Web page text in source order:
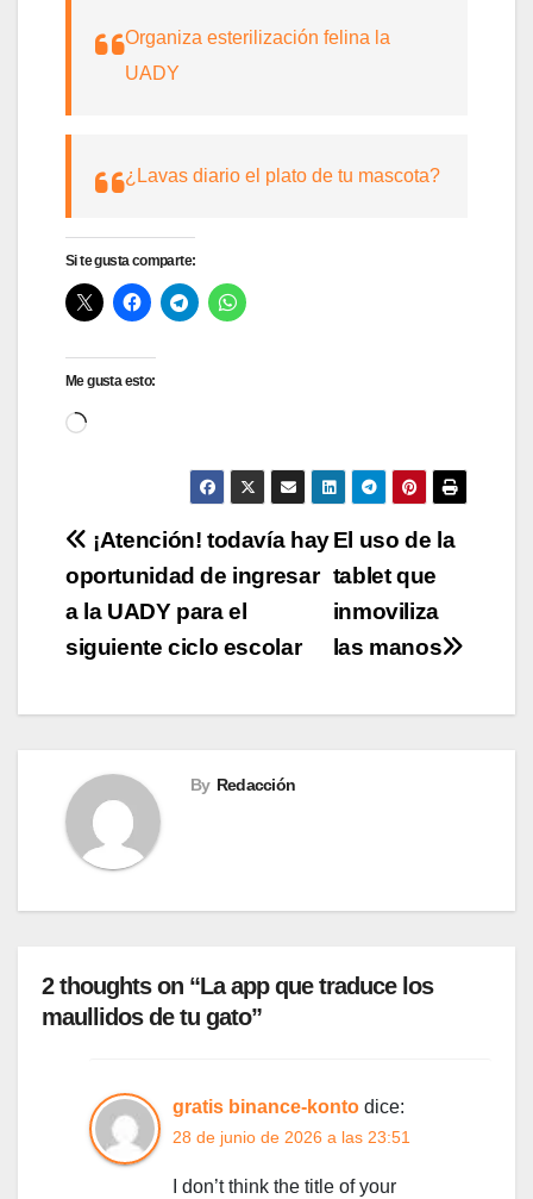
Organiza esterilización felina la
UADY
¿Lavas diario el plato de tu mascota?
Si te gusta comparte:
Me gusta esto:
Cargando...
Navegación
de
entradas
El uso de la
tablet que
inmoviliza
las manos
¡Atención! todavía hay
oportunidad de ingresar
a la UADY para el
siguiente ciclo escolar
By Redacción
2 thoughts on “La app que traduce los
maullidos de tu gato”
gratis binance-konto dice:
28 de junio de 2026 a las 23:51
I don’t think the title of your